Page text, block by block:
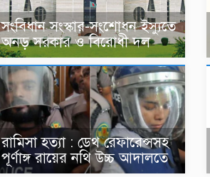
সংবিধান সংস্কার-সংশোধন ইস্যুতে
অনড় সরকার ও বিরোধী দল
রামিসা হত্যা : ডেথ রেফারেন্সসহ
পূর্ণাঙ্গ রায়ের নথি উচ্চ আদালতে